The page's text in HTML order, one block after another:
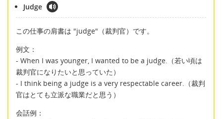
Judge
この仕事の肩書は "judge"（裁判官）です。
例文：
- When I was younger, I wanted to be a judge.（若い頃は
裁判官になりたいと思っていた）
- I think being a judge is a very respectable career.（裁判
官はとても立派な職業だと思う）
会話例：